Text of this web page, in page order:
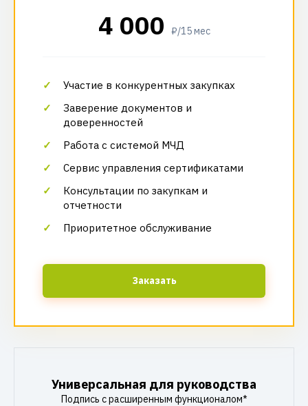
4 000 ₽/15 мес
Участие в конкурентных закупках
Заверение документов и
доверенностей
Работа с системой МЧД
Сервис управления сертификатами
Консультации по закупкам и
отчетности
Приоритетное обслуживание
Заказать
Универсальная для руководства
Подпись с расширенным функционалом*